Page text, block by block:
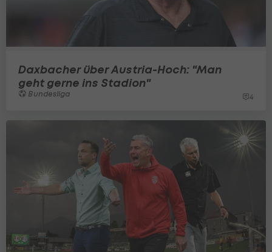
Daxbacher über Austria-Hoch: "Man
geht gerne ins Stadion"
Bundesliga 4